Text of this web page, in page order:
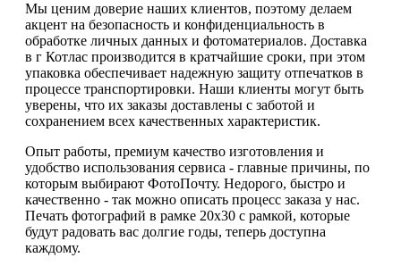
Мы ценим доверие наших клиентов, поэтому делаем
акцент на безопасность и конфиденциальность в
обработке личных данных и фотоматериалов. Доставка
в г Котлас производится в кратчайшие сроки, при этом
упаковка обеспечивает надежную защиту отпечатков в
процессе транспортировки. Наши клиенты могут быть
уверены, что их заказы доставлены с заботой и
сохранением всех качественных характеристик.
Опыт работы, премиум качество изготовления и
удобство использования сервиса - главные причины, по
которым выбирают ФотоПочту. Недорого, быстро и
качественно - так можно описать процесс заказа у нас.
Печать фотографий в рамке 20х30 с рамкой, которые
будут радовать вас долгие годы, теперь доступна
каждому.